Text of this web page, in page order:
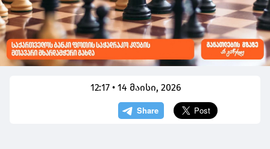
12:17 • 14 მაისი, 2026